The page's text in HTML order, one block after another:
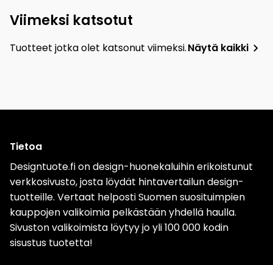
Viimeksi katsotut
Tuotteet jotka olet katsonut viimeksi.Näytä kaikki
Tietoa
Designtuote.fi on design-huonekaluihin erikoistunut
verkkosivusto, josta löydät hintavertailun design-
tuotteille. Vertaat helposti Suomen suosituimpien
kauppojen valikoimia pelkästään yhdellä haulla.
Sivuston valikoimista löytyy jo yli 100 000 kodin
sisustus tuotetta!